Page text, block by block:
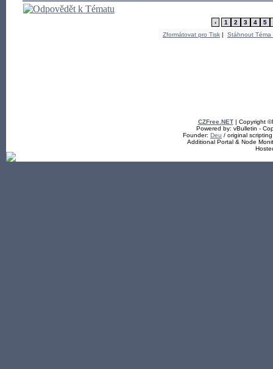
‹ 1 2 3 4
5
Zformátovat pro Tisk | Stáhnout Téma
CZFree.NET| Copyright
Powered by: vBulletin -
Founder: Deu / original
Additional Portal & Node